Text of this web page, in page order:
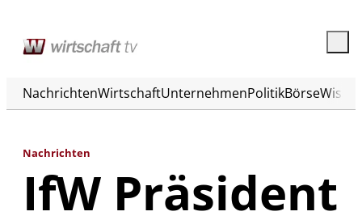
NachrichtenWirtschaftUnternehmenPolitikBörse
Nachrichten
IfW Präsident